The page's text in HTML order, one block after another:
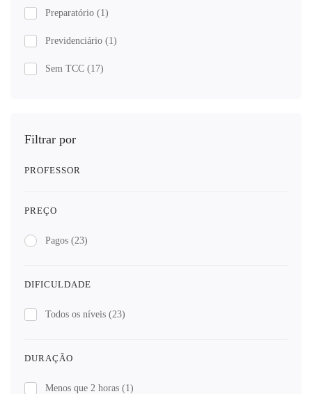
Preparatório (1)
Previdenciário (1)
Sem TCC (17)
Filtrar por
PROFESSOR
PREÇO
Pagos (23)
DIFICULDADE
Todos os níveis (23)
DURAÇÃO
Menos que 2 horas (1)